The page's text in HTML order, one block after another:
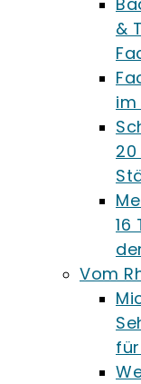
&
im
16
Vom